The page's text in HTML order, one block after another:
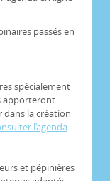
passés en
spécialement
apporteront
dans la création
l’agenda
et pépinières